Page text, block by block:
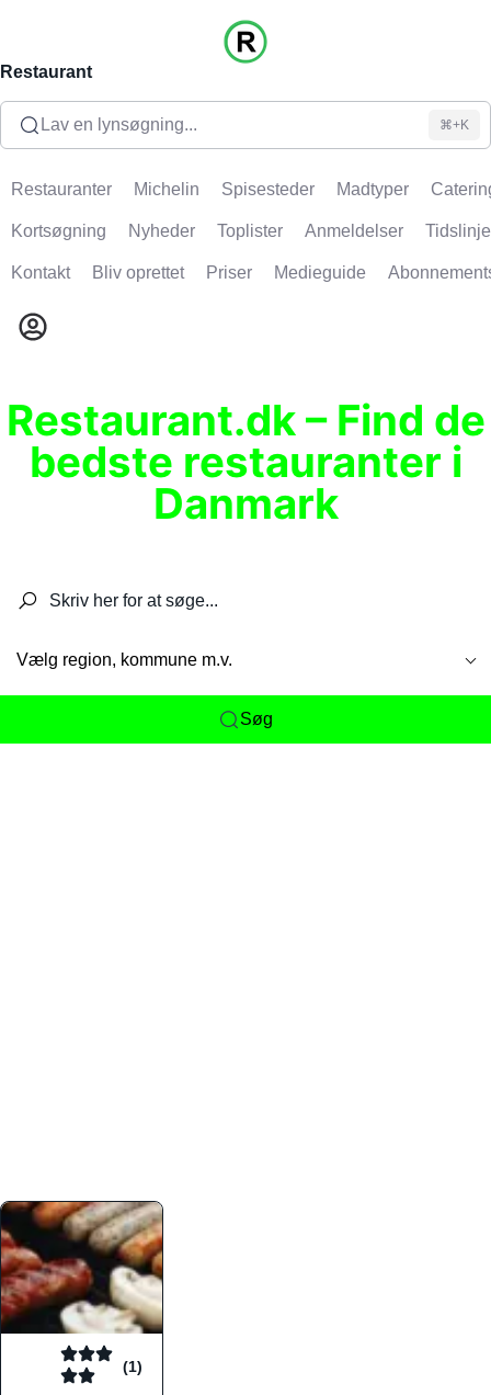
Restaurant
Lav en lynsøgning... ⌘+K
Restauranter Michelin Spisesteder Madtyper
Kortsøgning Nyheder Toplister Anmeldelser Tidslinje
Kontakt Bliv oprettet Priser Medieguide
Restaurant.dk – Find de
bedste restauranter i
Danmark
Vælg region, kommune m.v.
Søg
(1)